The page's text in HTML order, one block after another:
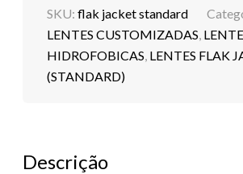
SKU:flak jacket standard
LENTES CUSTOMIZADAS
HIDROFOBICAS LENTES FLAK
(STANDARD)
Descrição